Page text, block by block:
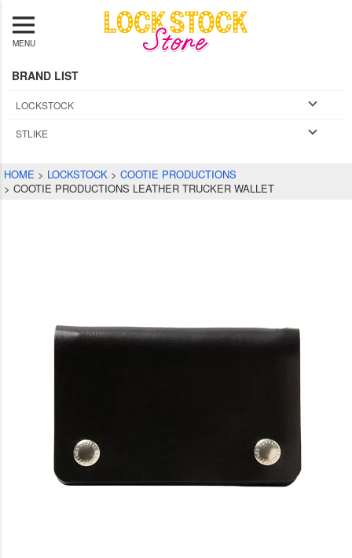
MENU
BRAND LIST
LOCKSTOCK
STLIKE
HOME LOCKSTOCK
COOTIE PRODUCTIONS
COOTIE PRODUCTIONS LEATHER TRUCKER WALLET